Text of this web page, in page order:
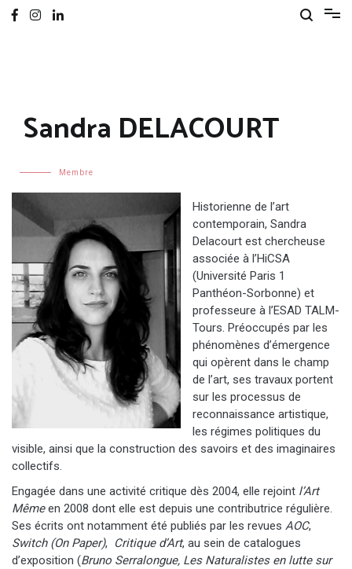
Sandra DELACOURT
Membre
Historienne de l’art
contemporain, Sandra
Delacourt est chercheuse
associée à l’HiCSA
(Université Paris 1
Panthéon-Sorbonne) et
professeure à l’ESAD TALM-
Tours. Préoccupés par les
phénomènes d’émergence
qui opèrent dans le champ
de l’art, ses travaux portent
sur les processus de
reconnaissance artistique,
les régimes politiques du
visible, ainsi que la construction des savoirs et des imaginaires
collectifs.
Engagée dans une activité critique dès 2004, elle rejoint l’Art
Mêmeen 2008 dont elle est depuis une contributrice régulière.
Ses écrits ont notamment été publiés par les revues AOC,
Switch (On Paper), Critique d’Art, au sein de catalogues
d’exposition (Bruno Serralongue, Les Naturalistes en lutte sur